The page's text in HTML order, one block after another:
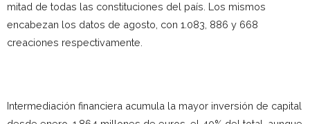
mitad de todas las constituciones del país. Los mismos
encabezan los datos de agosto, con 1.083, 886 y 668
creaciones respectivamente.
Intermediación financiera acumula la mayor inversión de capital